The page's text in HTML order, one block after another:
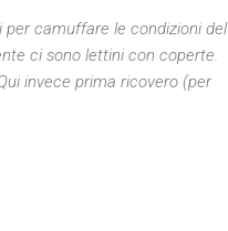
camuffare le condizioni del
ci sono lettini con coperte.
invece prima ricovero (per